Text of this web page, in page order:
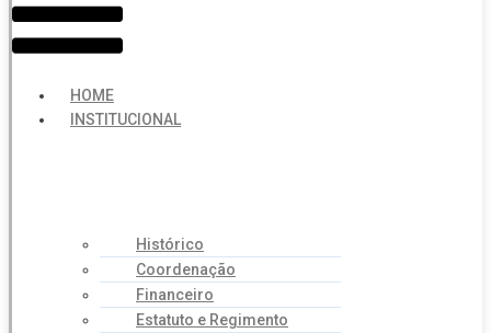
HOME
INSTITUCIONAL
Histórico
Coordenação
Financeiro
Estatuto e Regimento